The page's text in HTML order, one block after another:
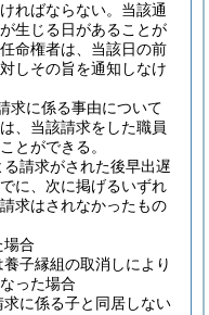
ればならない。 当該通
生じる日があることが
命権者は、当該日の前
しその旨を通知しなけ
求に係る事由について
、当該請求をした職員
とができる。
請求がされた後早出遅
に、次に掲げるいずれ
求はされなかったもの
場合
子縁組の取消しにより
った場合
に係る子と同居しない